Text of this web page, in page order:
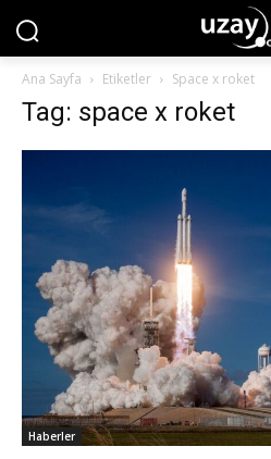
Ana Sayfa Etiketler Space x roket
Tag: space x roket
Haberler